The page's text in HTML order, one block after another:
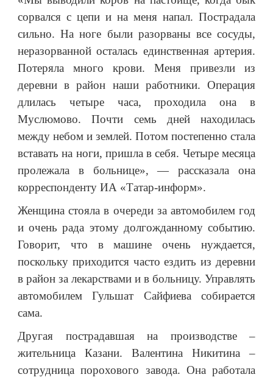
сорвался с цепи и на меня напал. Пострадала
сильно. На ноге были разорваны все сосуды,
неразорванной осталась единственная артерия.
Потеряла много крови. Меня привезли из
деревни в район наши работники. Операция
длилась четыре часа, проходила она в
Муслюмово. Почти семь дней находилась
между небом и землей. Потом постепенно стала
вставать на ноги, пришла в себя. Четыре месяца
пролежала в больнице», — рассказала она
корреспонденту ИА «Татар-информ».
Женщина стояла в очереди за автомобилем год
и очень рада этому долгожданному событию.
Говорит, что в машине очень нуждается,
поскольку приходится часто ездить из деревни
в район за лекарствами и в больницу. Управлять
автомобилем Гульшат Сайфиева собирается
сама.
Другая пострадавшая на производстве –
жительница Казани. Валентина Никитина –
сотрудница порохового завода. Она работала